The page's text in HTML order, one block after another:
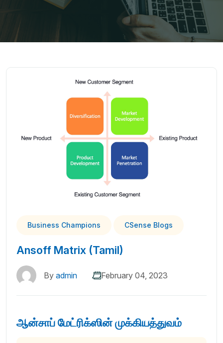
Business Champions CSense Blogs
Ansoff Matrix (Tamil)
By admin February 04, 2023
ஆன்சாப் மேட்ரிக்ஸின் முக்கியத்துவம்